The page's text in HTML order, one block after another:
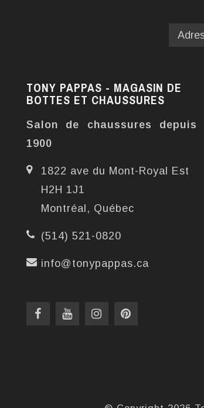
TONY PAPPAS - MAGASIN DE
BOTTES ET CHAUSSURES
Salon de chaussures depuis
1900
1822 ave du Mont-Royal Est
H2H 1J1
Montréal, Québec
(514) 521-0820
info@tonypappas.ca